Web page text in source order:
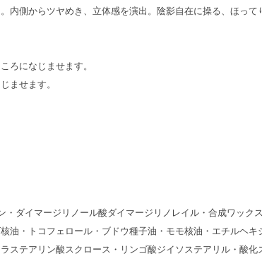
内側からツヤめき、立体感を演出。陰影自在に操る、ほって
ろになじませます。
ませます。
ダイマージリノール酸ダイマージリノレイル・合成ワック
油・トコフェロール・ブドウ種子油・モモ核油・エチルヘ
ステアリン酸スクロース・リンゴ酸ジイソステアリル・酸